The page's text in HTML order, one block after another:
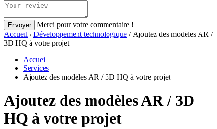
Envoyer
Merci pour votre commentaire !
Accueil /Développement technologique / Ajoutez des modèles AR /
3D HQ à votre projet
Accueil
Services
Ajoutez des modèles AR / 3D HQ à votre projet
Ajoutez des modèles AR / 3D
HQ à votre projet